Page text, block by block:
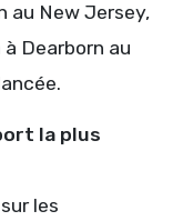
au New Jersey,
à Dearborn au
la plus
les